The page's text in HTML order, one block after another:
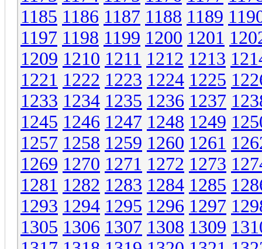
1185 1186 1187 1188 1189
1197 1198 1199 1200 1201
1209 1210 1211 1212 1213
1221 1222 1223 1224 1225
1233 1234 1235 1236 1237
1245 1246 1247 1248 1249
1257 1258 1259 1260 1261
1269 1270 1271 1272 1273
1281 1282 1283 1284 1285
1293 1294 1295 1296 1297
1305 1306 1307 1308 1309